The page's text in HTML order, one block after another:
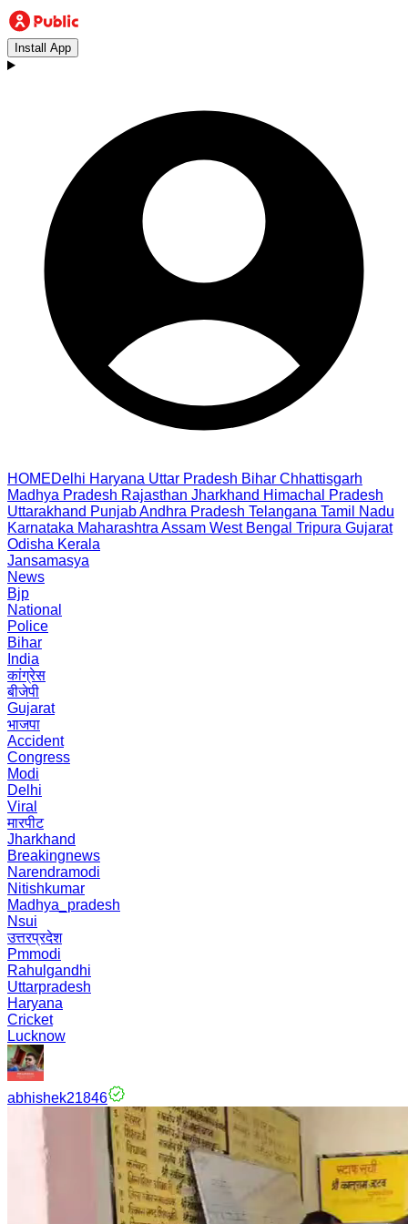
Install App
HOMEDelhi Haryana Uttar Pradesh Bihar Chhattisgarh
Madhya Pradesh Rajasthan Jharkhand Himachal Pradesh
Uttarakhand PunjabAndhra Pradesh Telangana Tamil Nadu
Karnataka Maharashtra Assam West Bengal Tripura Gujarat
Odisha Kerala
Jansamasya
News
Bjp
National
Police
Bihar
India
कांग्रेस
बीजेपी
Gujarat
भाजपा
Accident
Congress
Modi
Delhi
Viral
मारपीट
Jharkhand
Breakingnews
Narendramodi
Nitishkumar
Madhya_pradesh
Nsui
उत्तरप्रदेश
Pmmodi
Rahulgandhi
Uttarpradesh
Haryana
Cricket
Lucknow
abhishek21846